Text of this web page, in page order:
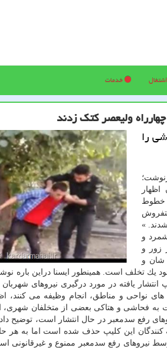
اشتغال خدمات
ولیعصر كتك زدند
را
خطوط
»
و
زور و
شان و
یك تخلف است. همینطور ایسنا دراین باره
یافته در مورد درگیری نیروهای شهربان
نواحی و مناطق، انجام وظیفه می كنند،
به فحاشی و هتاكی بعضی از متخلفان شهری،
رفع سدمعبر در حال انتشار است، توضیح
كنندگان این كلیپ حذف شده است اما به هر
نیروهای رفع سدمعبر ممنوع و